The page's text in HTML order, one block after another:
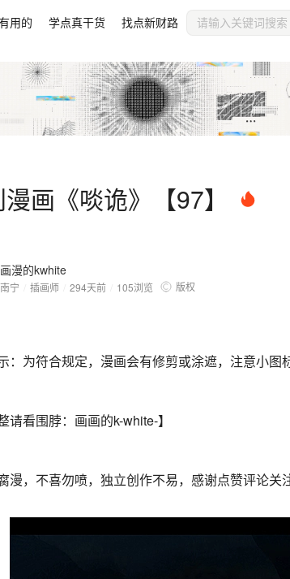
用的 学点真干货 找点新财路
画《啖诡》【97】
画漫的kwhite
南宁 插画师 294天前 105浏览 版权
：为符合规定，漫画会有修剪或涂遮，注意小图
请看围脖：画画的k-white-】
漫，不喜勿喷，独立创作不易，感谢点赞评论关